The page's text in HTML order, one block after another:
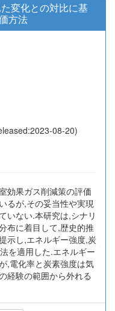
変化との対比に基
方法
08-20)
効果ガス削減策の評価
るが,その妥当性や実現
いない.本研究は,シナリ
布に着目して,歴史的推
示し,エネルギー強度,炭
を適用した.エネルギー
,電化率と炭素強度は気
経験の範囲から外れる